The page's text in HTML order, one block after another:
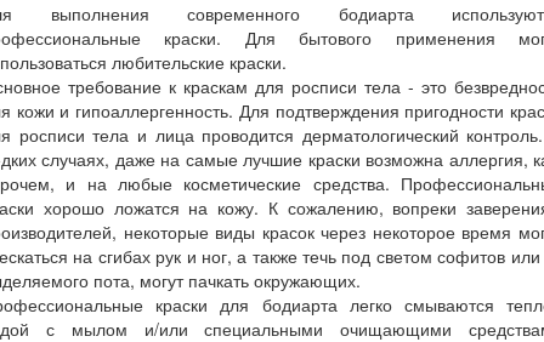
выполнения современного бодиарта
краски. Для бытового применения
любительские краски.
требование к краскам для росписи тела - это
кожи и гипоаллергенность. Для подтверждения пригодности
росписи тела и лица проводится дерматологический
случаях, даже на самые лучшие краски возможна аллергия,
и на любые косметические средства.
хорошо ложатся на кожу. К сожалению, вопреки
некоторые виды красок через некоторое время
на сгибах рук и ног, а также течь под светом софитов или
пота, могут пачкать окружающих.
краски для бодиарта легко смываются
с мылом и/или специальными очищающими